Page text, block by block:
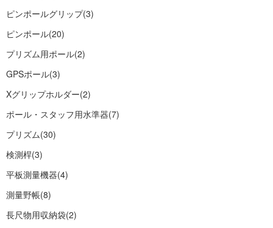
ピンポールグリップ(3)
ピンポール(20)
プリズム用ポール(2)
GPSポール(3)
Xグリップホルダー(2)
ポール・スタッフ用水準器(7)
プリズム(30)
検測桿(3)
平板測量機器(4)
測量野帳(8)
長尺物用収納袋(2)